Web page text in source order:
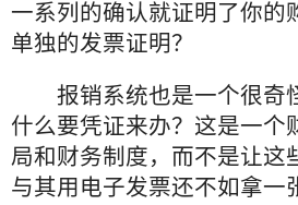
一系列的确认就证明了你的
单独的发票证明？
报销系统也是一个很奇
什么要凭证来办？这是一个
局和财务制度，而不是让这
与其用电子发票还不如拿一